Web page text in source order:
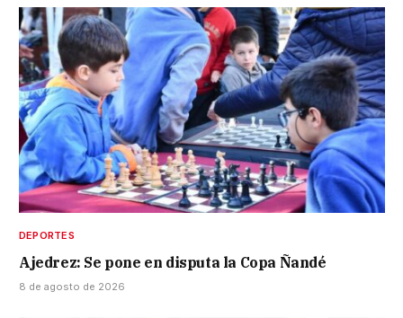
DEPORTES
Ajedrez: Se pone en disputa la Copa Ñandé
8 de agosto de 2026